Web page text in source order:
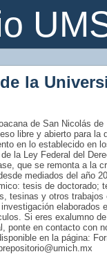
la
de San Nicolás
libre y abierto para la
en lo establecido en
la Ley Federal del
que se remonta a la
mediados del año
tesis de doctorado;
tesinas y otros
elaborados
Si eres exalumno
ponte en contacto con
en la página: